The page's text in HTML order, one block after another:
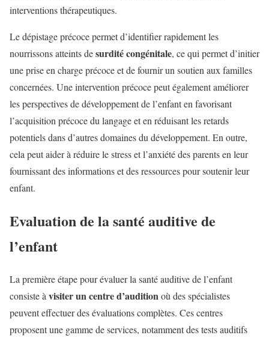
interventions thérapeutiques.
Le dépistage précoce permet d’identifier rapidement les
nourrissons atteints desurdité congénitale, ce qui permet d’initier
une prise en charge précoce et de fournir un soutien aux familles
concernées. Une intervention précoce peut également améliorer
les perspectives de développement de l’enfant en favorisant
l’acquisition précoce du langage et en réduisant les retards
potentiels dans d’autres domaines du développement. En outre,
cela peut aider à réduire le stress et l’anxiété des parents en leur
fournissant des informations et des ressources pour soutenir leur
enfant.
Evaluation de la santé auditive de
l’enfant
La première étape pour évaluer la santé auditive de l’enfant
consiste à visiter un centre d’auditionoù des spécialistes
peuvent effectuer des évaluations complètes. Ces centres
proposent une gamme de services, notamment des tests auditifs